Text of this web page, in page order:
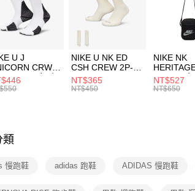
U J
CRW
-160 男女 中
FZ3393100
NIKE U NK ED
CSH CREW 2P-
144 EMBRDY 男
女 短統襪
NT$365
NT$450
NIKE NK
SMIT 男女
BA5871010
NT$527
NT$650
類
慢跑鞋 adidas 跑鞋 ADIDAS 慢跑鞋